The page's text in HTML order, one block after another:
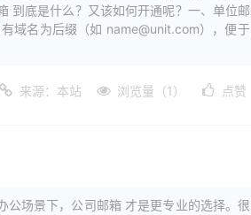
到底是什么？又该如何开通呢？一、单位
域名为后缀（如 name@unit.com），便
来源：本站 浏览量（1） 点赞
场景下，公司邮箱 才是更专业的选择。